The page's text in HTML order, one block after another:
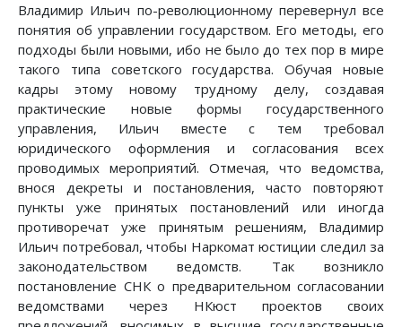
Владимир Ильич по-революционному перевернул все
понятия об управлении государством. Его методы, его
подходы были новыми, ибо не было до тех пор в мире
такого типа советского государства. Обучая новые
кадры этому новому трудному делу, создавая
практические новые формы государственного
управления, Ильич вместе с тем требовал
юридического оформления и согласования всех
проводимых мероприятий. Отмечая, что ведомства,
внося декреты и постановления, часто повторяют
пункты уже принятых постановлений или иногда
противоречат уже принятым решениям, Владимир
Ильич потребовал, чтобы Наркомат юстиции следил за
законодательством ведомств. Так возникло
постановление СНК о предварительном согласовании
ведомствами через НКюст проектов своих